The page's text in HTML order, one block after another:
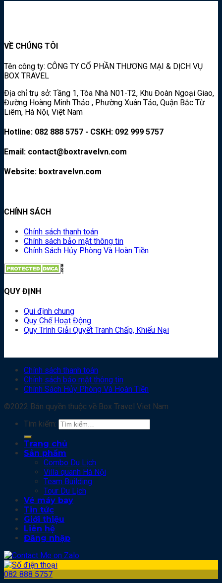
VỀ CHÚNG TÔI
Tên công ty: CÔNG TY CỔ PHẦN THƯƠNG MẠI & DỊCH VỤ
BOX TRAVEL
Địa chỉ trụ sở: Tầng 1, Tòa Nhà N01-T2, Khu Đoàn Ngoại Giao,
Đường Hoàng Minh Thảo , Phường Xuân Tảo, Quận Bắc Từ
Liêm, Hà Nội, Việt Nam
Hotline: 082 888 5757 - CSKH: 092 999 5757
Email: contact@boxtravelvn.com
Website: boxtravelvn.com
CHÍNH SÁCH
Chính sách thanh toán
Chính sách bảo mật thông tin
Chính Sách Hủy Phòng Và Hoàn Tiền
QUY ĐỊNH
Qui định chung
Quy Chế Hoạt Động
Quy Trình Giải Quyết Tranh Chấp, Khiếu Nại
Chính sách thanh toán
Chính sách bảo mật thông tin
Chính Sách Hủy Phòng Và Hoàn Tiền
©2022 Bản quyền thuộc về Box Travel Viet Nam
Tìm kiếm:
Trang chủ
Sản phẩm
Combo Du Lịch
Villa quanh Hà Nội
Team Building
Tour Du Lịch
Vé máy bay
Tin tức
Giới thiệu
Liên hệ
Đăng nhập
082 888 5757